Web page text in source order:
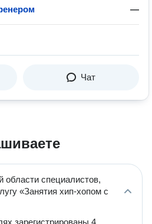
—
Чат
области специалистов,
«Занятия хип-хопом с
зарегистрированы 4